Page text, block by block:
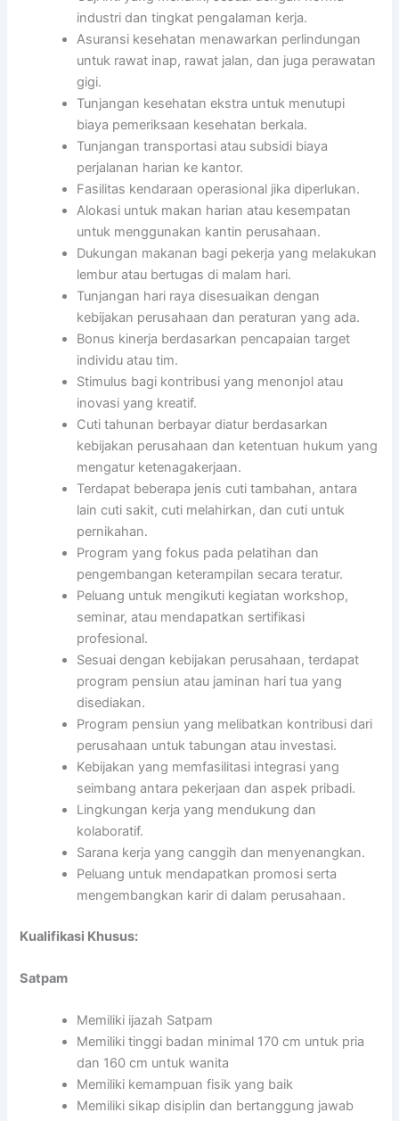
industri dan tingkat pengalaman kerja.
Asuransi kesehatan menawarkan perlindungan
untuk rawat inap, rawat jalan, dan juga perawatan
gigi.
Tunjangan kesehatan ekstra untuk menutupi
biaya pemeriksaan kesehatan berkala.
Tunjangan transportasi atau subsidi biaya
perjalanan harian ke kantor.
Fasilitas kendaraan operasional jika diperlukan.
Alokasi untuk makan harian atau kesempatan
untuk menggunakan kantin perusahaan.
Dukungan makanan bagi pekerja yang melakukan
lembur atau bertugas di malam hari.
Tunjangan hari raya disesuaikan dengan
kebijakan perusahaan dan peraturan yang ada.
Bonus kinerja berdasarkan pencapaian target
individu atau tim.
Stimulus bagi kontribusi yang menonjol atau
inovasi yang kreatif.
Cuti tahunan berbayar diatur berdasarkan
kebijakan perusahaan dan ketentuan hukum yang
mengatur ketenagakerjaan.
Terdapat beberapa jenis cuti tambahan, antara
lain cuti sakit, cuti melahirkan, dan cuti untuk
pernikahan.
Program yang fokus pada pelatihan dan
pengembangan keterampilan secara teratur.
Peluang untuk mengikuti kegiatan workshop,
seminar, atau mendapatkan sertifikasi
profesional.
Sesuai dengan kebijakan perusahaan, terdapat
program pensiun atau jaminan hari tua yang
disediakan.
Program pensiun yang melibatkan kontribusi dari
perusahaan untuk tabungan atau investasi.
Kebijakan yang memfasilitasi integrasi yang
seimbang antara pekerjaan dan aspek pribadi.
Lingkungan kerja yang mendukung dan
kolaboratif.
Sarana kerja yang canggih dan menyenangkan.
Peluang untuk mendapatkan promosi serta
mengembangkan karir di dalam perusahaan.
Kualifikasi Khusus:
Satpam
Memiliki ijazah Satpam
Memiliki tinggi badan minimal 170 cm untuk pria
dan 160 cm untuk wanita
Memiliki kemampuan fisik yang baik
Memiliki sikap disiplin dan bertanggung jawab